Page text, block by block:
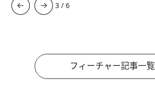
4 /6
フィーチャー記事一覧